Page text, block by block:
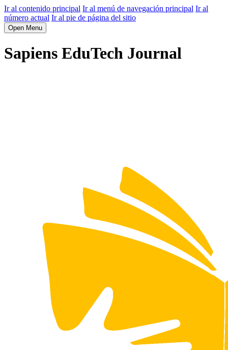
Ir al contenido principal Ir al menú de navegación principal Ir al
número actual Ir al pie de página del sitio
Open Menu
Sapiens EduTech Journal